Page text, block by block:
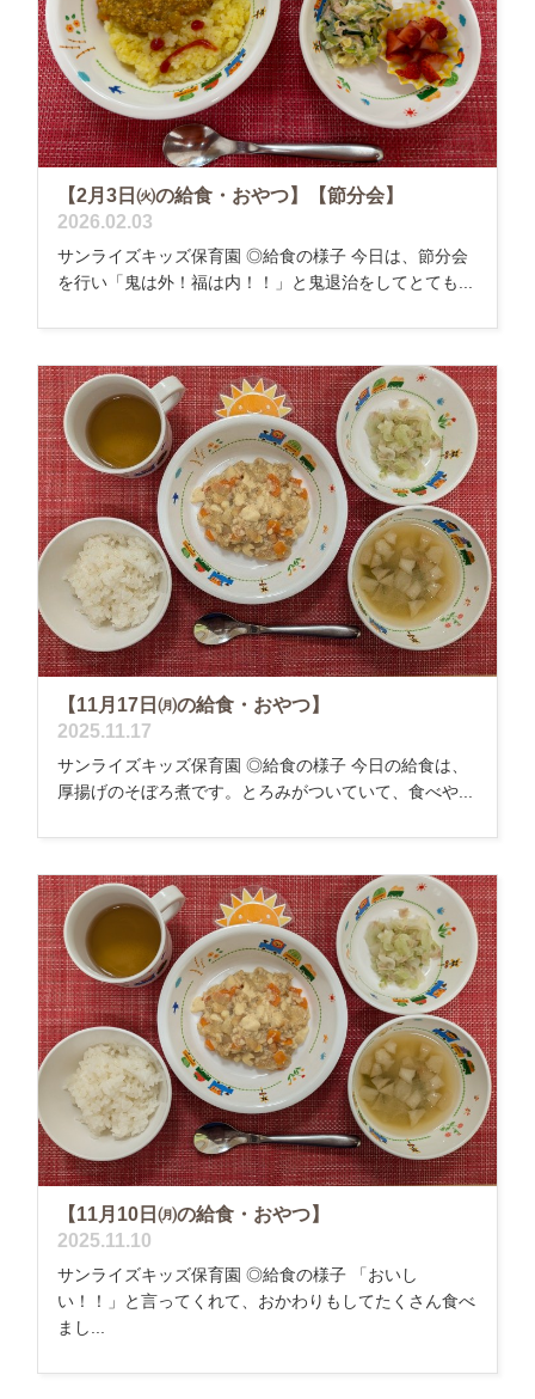
【2月3日㈫の給食・おやつ】【節分会】
2026.02.03
サンライズキッズ保育園 ◎給食の様子 今日は、節分会
を行い「鬼は外！福は内！！」と鬼退治をしてとても...
【11月17日㈪の給食・おやつ】
2025.11.17
サンライズキッズ保育園 ◎給食の様子 今日の給食は、
厚揚げのそぼろ煮です。とろみがついていて、食べや...
【11月10日㈪の給食・おやつ】
2025.11.10
サンライズキッズ保育園 ◎給食の様子 「おいし
い！！」と言ってくれて、おかわりもしてたくさん食べ
まし...